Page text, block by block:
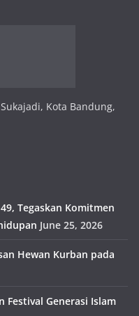
Kota Bandung,
Tegaskan Komitmen
June 25, 2026
Hewan Kurban pada
Festival Generasi Islam